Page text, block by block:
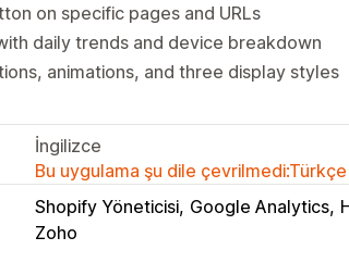
on specific pages and URLs
daily trends and device breakdown
animations, and three display styles
İngilizce
Bu uygulama şu dile çevrilmedi:Türkçe
Shopify Yöneticisi Google Analytics
Zoho